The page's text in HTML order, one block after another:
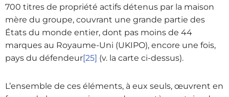
700 titres de propriété actifs détenus par la maison
mère du groupe, couvrant une grande partie des
États du monde entier, dont pas moins de 44
marques au Royaume-Uni (UKIPO), encore une fois,
pays du défendeur[25] (v. la carte ci-dessus).
L’ensemble de ces éléments, à eux seuls, œuvrent en